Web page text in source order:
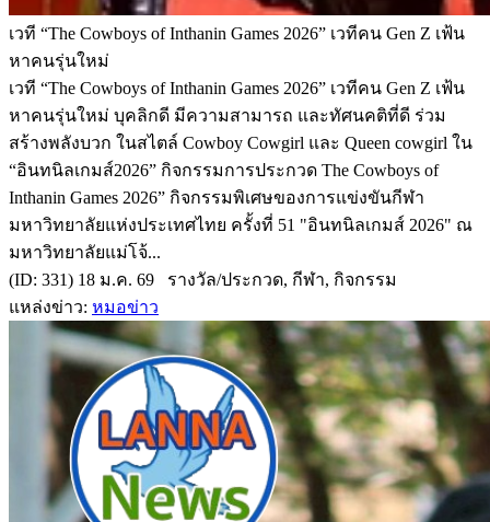
เวที “The Cowboys of Inthanin Games 2026” เวทีคน Gen Z เฟ้น
หาคนรุ่นใหม่
เวที “The Cowboys of Inthanin Games 2026” เวทีคน Gen Z เฟ้น
หาคนรุ่นใหม่ บุคลิกดี มีความสามารถ และทัศนคติที่ดี ร่วม
สร้างพลังบวก ในสไตล์ Cowboy Cowgirl และ Queen cowgirl ใน
“อินทนิลเกมส์2026” กิจกรรมการประกวด The Cowboys of
Inthanin Games 2026” กิจกรรมพิเศษของการแข่งขันกีฬา
มหาวิทยาลัยแห่งประเทศไทย ครั้งที่ 51 "อินทนิลเกมส์ 2026" ณ
มหาวิทยาลัยแม่โจ้...
(ID: 331) 18 ม.ค. 69 รางวัล/ประกวด, กีฬา, กิจกรรม
แหล่งข่าว: หมอข่าว